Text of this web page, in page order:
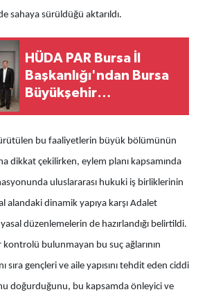
sahaya sürüldüğü aktarıldı.
HÜDA PAR Bursa İl
Başkanlığı'ndan Bursa
Büyükşehir
bu faaliyetlerin büyük bölümünün
dikkat çekilirken, eylem planı kapsamında
uluslararası hukuki iş birliklerinin
alandaki dinamik yapıya karşı Adalet
düzenlemelerin de hazırlandığı belirtildi.
kontrolü bulunmayan bu suç ağlarının
sıra gençleri ve aile yapısını tehdit eden ciddi
doğurduğunu, bu kapsamda önleyici ve